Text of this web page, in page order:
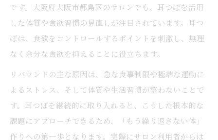
です。大阪府大阪市都島区のサロンでも、耳つぼを活用
した体質や食欲習慣の見直しが注目されています。耳つ
ぼは、食欲をコントロールするポイントを刺激し、無理
なく余分な食欲を抑えることに役立ちます。
リバウンドの主な原因は、急な食事制限や極端な運動に
よるストレス、そして体質や生活習慣が整わないことで
す。耳つぼを継続的に取り入れると、こうした根本的な
課題にアプローチできるため、「もう繰り返さない体」
作りへの第一歩となります。実際にサロン利用者からは